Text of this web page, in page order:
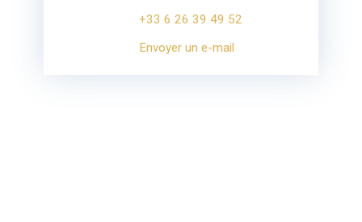
+33 6 26 39 49 52
Envoyer un e-mail